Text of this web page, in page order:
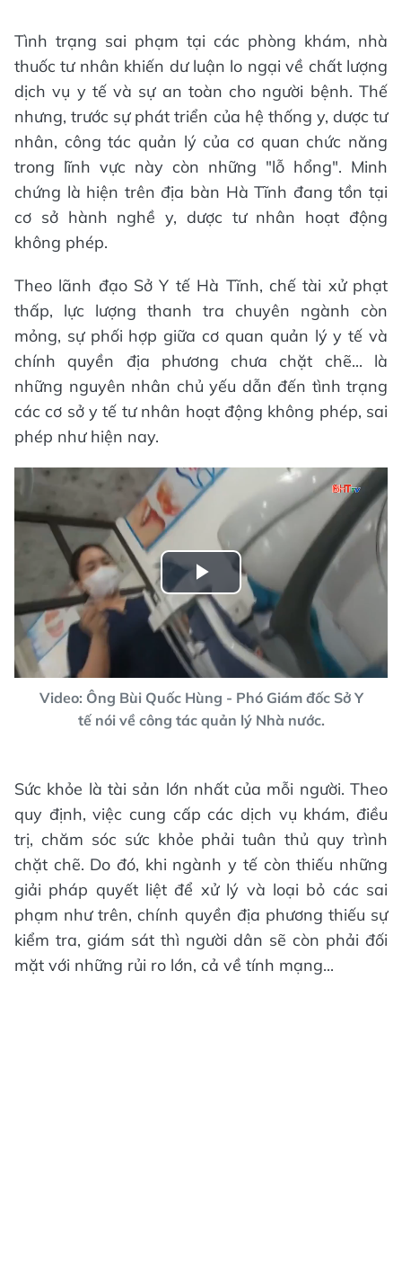
Tình trạng sai phạm tại các phòng khám, nhà
thuốc tư nhân khiến dư luận lo ngại về chất lượng
dịch vụ y tế và sự an toàn cho người bệnh. Thế
nhưng, trước sự phát triển của hệ thống y, dược tư
nhân, công tác quản lý của cơ quan chức năng
trong lĩnh vực này còn những "lỗ hổng". Minh
chứng là hiện trên địa bàn Hà Tĩnh đang tồn tại
cơ sở hành nghề y, dược tư nhân hoạt động
không phép.
Theo lãnh đạo Sở Y tế Hà Tĩnh, chế tài xử phạt
thấp, lực lượng thanh tra chuyên ngành còn
mỏng, sự phối hợp giữa cơ quan quản lý y tế và
chính quyền địa phương chưa chặt chẽ... là
những nguyên nhân chủ yếu dẫn đến tình trạng
các cơ sở y tế tư nhân hoạt động không phép, sai
phép như hiện nay.
Play
Video
Video: Ông Bùi Quốc Hùng - Phó Giám đốc Sở Y
tế nói về công tác quản lý Nhà nước.
Sức khỏe là tài sản lớn nhất của mỗi người. Theo
quy định, việc cung cấp các dịch vụ khám, điều
trị, chăm sóc sức khỏe phải tuân thủ quy trình
chặt chẽ. Do đó, khi ngành y tế còn thiếu những
giải pháp quyết liệt để xử lý và loại bỏ các sai
phạm như trên, chính quyền địa phương thiếu sự
kiểm tra, giám sát thì người dân sẽ còn phải đối
mặt với những rủi ro lớn, cả về tính mạng...